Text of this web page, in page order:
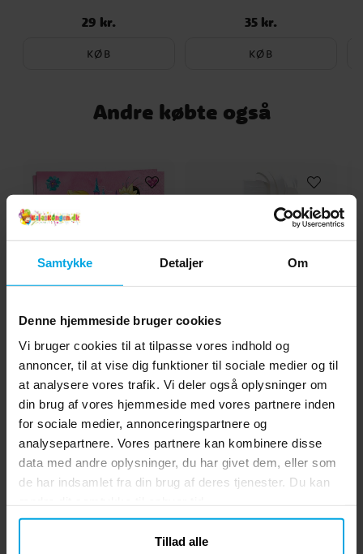
Samtykke Detaljer Om
Denne hjemmeside bruger cookies
Vi bruger cookies til at tilpasse vores indhold og
annoncer, til at vise dig funktioner til sociale medier og til
at analysere vores trafik. Vi deler også oplysninger om
din brug af vores hjemmeside med vores partnere inden
for sociale medier, annonceringspartnere og
analysepartnere. Vores partnere kan kombinere disse
data med andre oplysninger, du har givet dem, eller som
de har indsamlet fra din brug af deres tjenester. Du kan
Tillad alle
Pris: 29 kr.
29 kr.
KØB
Pris: 35 kr.
35 kr.
KØB
Andre købte også
Disney Prinsesse -
Servietter 20 stk
Pris:25 kr.
25 kr.
KØB
Serpentiner - Hvid
Pris:15 kr.
15 kr.
KØB
4.3 5 ☆
4 ☆
1 ☆